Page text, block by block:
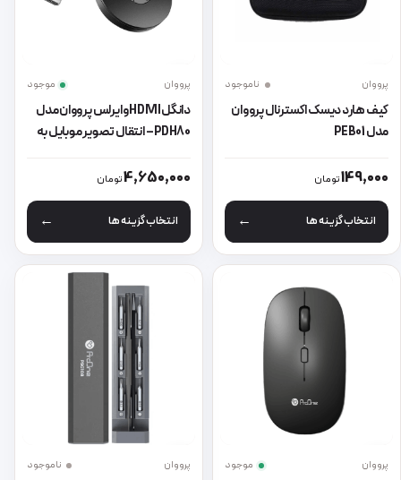
پرووان ناموجود
کیف هارد دیسک اکسترنال پرووان
مدل PEB01
149,000تومان
انتخاب گزینه ها
این محصول دارای انواع مختلفی می باشد. گزینه ها ممکن است در
پرووان موجود
دانگل HDMI وایرلس پرووان مدل
PDH80 – انتقال تصویر موبایل به
4,650,000تومان
انتخاب گزینه ها
این محصول دارای انواع
پرووان موجود پرووان ناموجود